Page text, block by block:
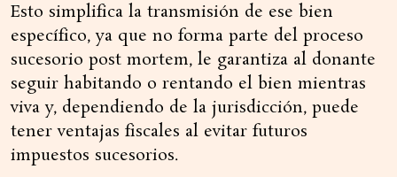
Esto simplifica la transmisión de ese bien
específico, ya que no forma parte del proceso
sucesorio post mortem, le garantiza al donante
seguir habitando o rentando el bien mientras
viva y, dependiendo de la jurisdicción, puede
tener ventajas fiscales al evitar futuros
impuestos sucesorios.